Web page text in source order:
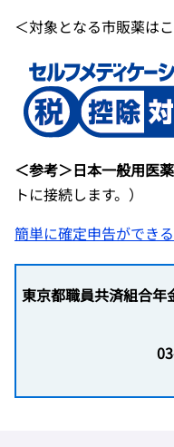
＜対象となる市販薬は
＜参考＞日本一般用医
トに接続します。）
簡単に確定申告ができ
東京都職員共済組合